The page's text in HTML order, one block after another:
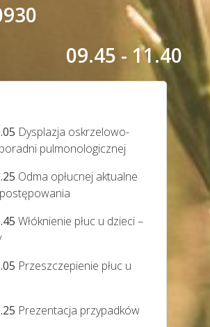
09.45 - 11.40
Dysplazja oskrzelowo-
pulmonologicznej
Odma opłucnej aktualne
Włóknienie płuc u dzieci –
Przeszczepienie płuc u
Prezentacja przypadków